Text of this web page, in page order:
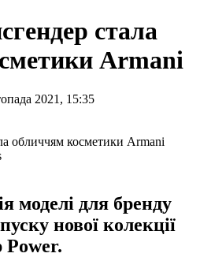
стала
Armani
2021, 15:35
моделі для бренду
нової колекції